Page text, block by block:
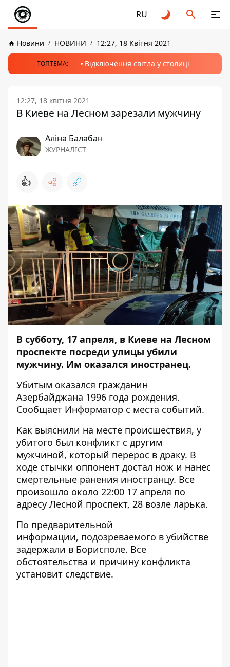
RU
Новини НОВИНИ 12:27, 18 Квітня 2021
ТОПТЕМА: Відключення світла у столиці
12:27, 18 квітня 2021
В Киеве на Лесном зарезали мужчину
Аліна Балабан
ЖУРНАЛІСТ
👍
В субботу, 17 апреля, в Киеве на Лесном
проспекте посреди улицы убили
мужчину. Им оказался иностранец.
Убитым оказался гражданин
Азербайджана 1996 года рождения.
Сообщает Информатор с места событий.
Как выяснили на месте происшествия, у
убитого был конфликт с другим
мужчиной, который перерос в драку. В
ходе стычки оппонент достал нож и нанес
смертельные ранения иностранцу. Все
произошло около 22:00 17 апреля по
адресу Лесной проспект, 28 возле ларька.
По предварительной
информации, подозреваемого в убийстве
задержали в Борисполе. Все
обстоятельства и причину конфликта
установит следствие.